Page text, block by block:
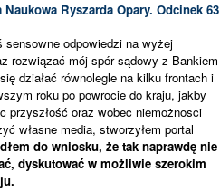
Ryszarda Opary. Odcinek 63
sensowne odpowiedzi na wyżej
rozwiązać mój spór sądowy z Bankiem
działać równolegle na kilku frontach i
roku po powrocie do kraju, jakby
przyszłość oraz wobec niemożnosci
własne media, stworzyłem portal
do wniosku, że tak naprawdę nie
dyskutować w możliwie szerokim